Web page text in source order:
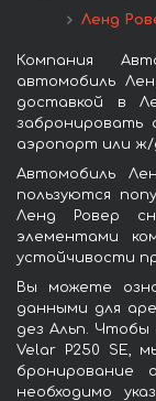
Ленд
Компания
автомобиль
доставкой в
забронировать
аэропорт или ж/
Автомобиль
пользуются
Ленд Ровер
элементами
устойчивости
Вы можете
данными для
дез Альп. Чтобы
Velar P250 SE,
бронирование
необходимо